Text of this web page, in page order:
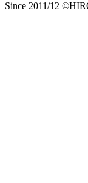
Since 2011/12